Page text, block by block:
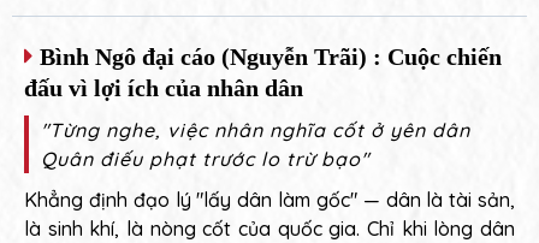
Bình Ngô đại cáo (Nguyễn Trãi) : Cuộc chiến
đấu vì lợi ích của nhân dân
"Từng nghe, việc nhân nghĩa cốt ở yên dân
Quân điếu phạt trước lo trừ bạo"
Khẳng định đạo lý "lấy dân làm gốc" — dân là tài sản,
là sinh khí, là nòng cốt của quốc gia. Chỉ khi lòng dân